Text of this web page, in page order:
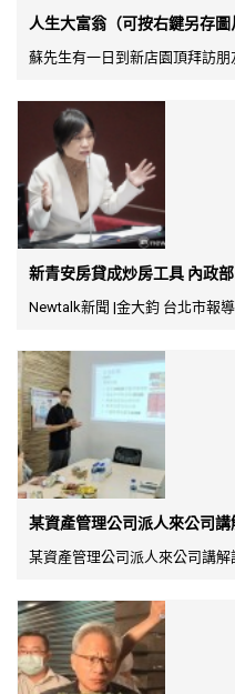
人生大富翁（可按右鍵另存圖
蘇先生有一日到新店園頂拜訪
新青安房貸成炒房工具 內政
Newtalk新聞 |金大鈞 台北市報
某資產管理公司派人來公司
某資產管理公司派人來公司講